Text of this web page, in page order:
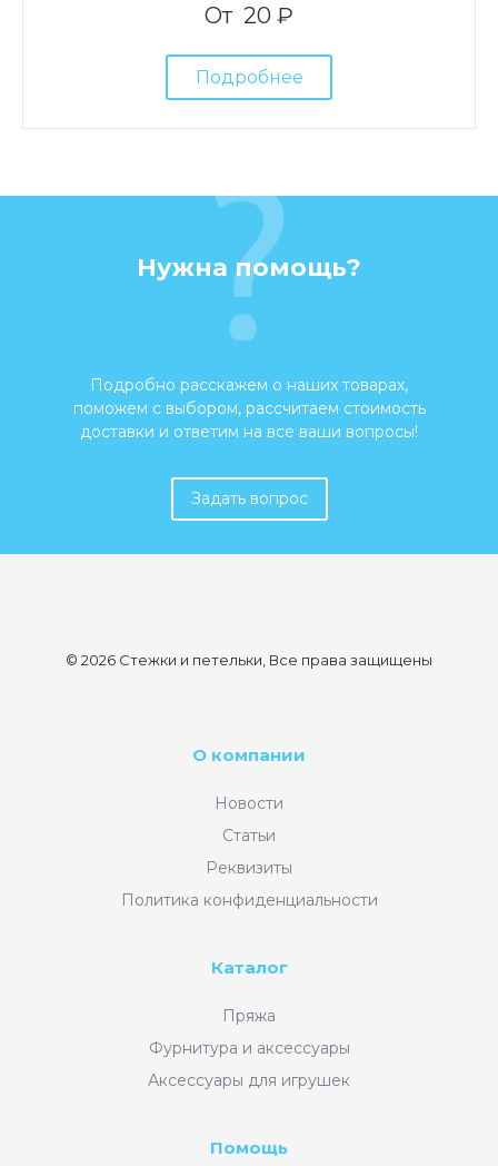
От 20 ₽
Подробнее
Нужна помощь?
Подробно расскажем о наших товарах,
поможем с выбором, рассчитаем стоимость
доставки и ответим на все ваши вопросы!
Задать вопрос
© 2026 Стежки и петельки, Все права защищены
О компании
Новости
Статьи
Реквизиты
Политика конфиденциальности
Каталог
Пряжа
Фурнитура и аксессуары
Аксессуары для игрушек
Помощь